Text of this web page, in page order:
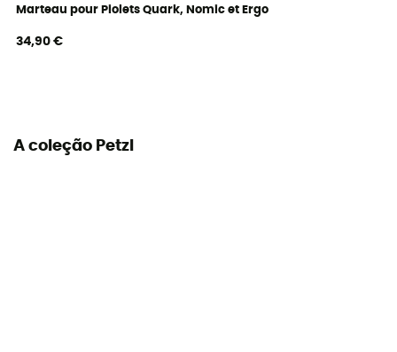
Marteau pour Piolets Quark, Nomic et Ergo
34,90 €
A coleção Petzl